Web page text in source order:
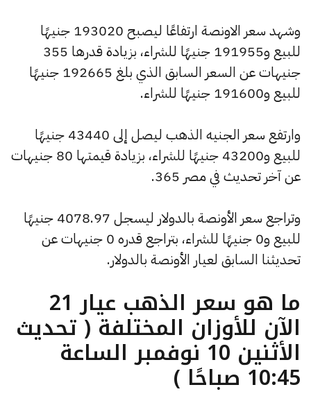
وشهد سعر الاونصة ارتفاعًا ليصبح 193020 جنيهًا
للبيع و191955 جنيهًا للشراء، بزيادة قدرها 355
جنيهات عن السعر السابق الذي بلغ 192665 جنيهًا
للبيع و191600 جنيهًا للشراء.
وارتفع سعر الجنيه الذهب ليصل إلى 43440 جنيهًا
للبيع و43200 جنيهًا للشراء، بزيادة قيمتها 80 جنيهات
عن آخر تحديث في مصر 365.
وتراجع سعر الأونصة بالدولار ليسجل 4078.97 جنيهًا
للبيع و0 جنيهًا للشراء، بتراجع قدره 0 جنيهات عن
تحديثنا السابق لعيار الأونصة بالدولار.
ما هو سعر الذهب عيار 21
الآن للأوزان المختلفة ( تحديث
الأثنين 10 نوفمبر الساعة
10:45 صباحًا )